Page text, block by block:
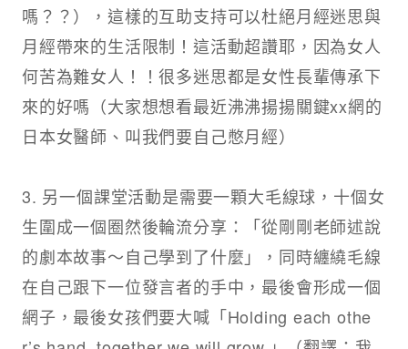
嗎？？），這樣的互助支持可以杜絕月經迷思與
月經帶來的生活限制！這活動超讚耶，因為女人
何苦為難女人！！很多迷思都是女性長輩傳承下
來的好嗎（大家想想看最近沸沸揚揚關鍵xx網的
日本女醫師、叫我們要自己憋月經）​
3. 另一個課堂活動是需要一顆大毛線球，十個女
生圍成一個圈然後輪流分享：「從剛剛老師述說
的劇本故事～自己學到了什麼」，同時纏繞毛線
在自己跟下一位發言者的手中，最後會形成一個
網子，最後女孩們要大喊「Holding each othe